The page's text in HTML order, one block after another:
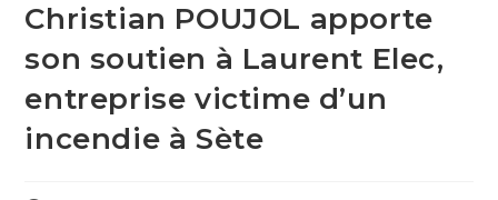
Christian POUJOL apporte
son soutien à Laurent Elec,
entreprise victime d’un
incendie à Sète